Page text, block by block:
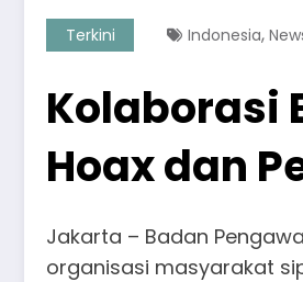
Terkini Indonesia,
Kolaborasi
Hoax dan
Jakarta – Badan
organisasi masyarakat